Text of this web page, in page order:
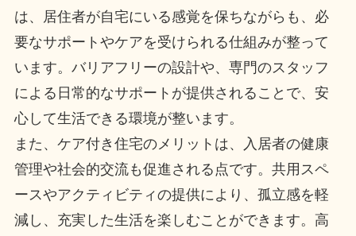
は、居住者が自宅にいる感覚を保ちながらも、必
要なサポートやケアを受けられる仕組みが整って
います。バリアフリーの設計や、専門のスタッフ
による日常的なサポートが提供されることで、安
心して生活できる環境が整います。
また、ケア付き住宅のメリットは、入居者の健康
管理や社会的交流も促進される点です。共用スペ
ースやアクティビティの提供により、孤立感を軽
減し、充実した生活を楽しむことができます。高